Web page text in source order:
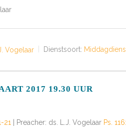
Vogelaar Dienstsoort:
2017 19.30 UUR
21 | Preacher: ds. L.J. Vogelaar Ps.